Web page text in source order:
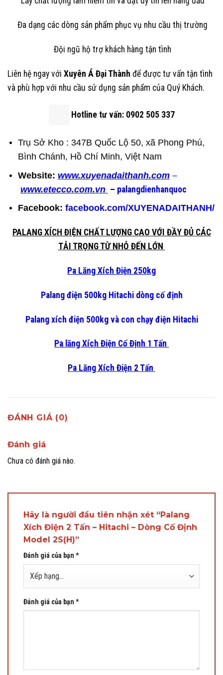
Đa dạng các dòng sản phẩm phục vụ nhu cầu thị trường
Đội ngũ hộ trợ khách hàng tận tình
Liên hệ ngay với Xuyên Á Đại Thành để được tư vấn tận tình
và phù hợp với nhu cầu sử dụng sản phẩm của Quý Khách.
Hotline tư vấn: 0902 505 337
Trụ Sở Kho : 347B Quốc Lộ 50, xã Phong Phú,
Bình Chánh, Hồ Chí Minh, Việt Nam
Website: www.xuyenadaithanh.com–
www.etecco.com.vn – palangdienhanquoc
Facebook: facebook.com/XUYENADAITHANH/
PALANG XÍCH ĐIỆN CHẤT LƯỢNG CAO VỚI ĐẦY ĐỦ CÁC
TẢI TRỌNG TỪ NHỎ ĐẾN LỚN
Pa Lăng Xích Điện 250kg
Palang điện 500kg Hitachi dòng cố định
Palang xích điện 500kg và con chạy điện Hitachi
Pa lăng Xích Điện Cố Định 1 Tấn
Pa Lăng Xích Điện 2 Tấn
ĐÁNH GIÁ (0)
Đánh giá
Chưa có đánh giá nào.
Hãy là người đầu tiên nhận xét “Palang
Xích Điện 2 Tấn – Hitachi – Dòng Cố Định
Model 2S(H)”
Đánh giá của bạn *
Đánh giá của bạn *